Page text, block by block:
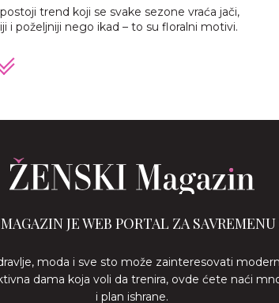
trend koji se svake sezone vraća jači,
i poželjniji nego ikad – to su floralni motivi.
JE WEB PORTAL ZA
moda i sve sto može zainteresovati
dama koja voli da trenira, ovde ćete naći
i plan ishrane.